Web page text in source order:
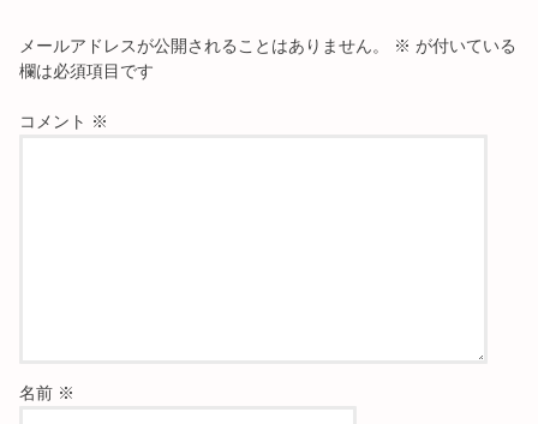
メールアドレスが公開されることはありません。 ※ が付いている
欄は必須項目です
コメント ※
名前 ※